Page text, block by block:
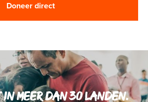
in meer dan 30 landen.